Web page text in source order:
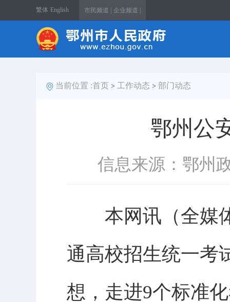
繁体 English 市民频道 | 企业频道 |
当前位置 :首页 > 工作动态 > 部门动态
鄂州公
信息来源：鄂州
本网讯（全媒体
通高校招生统一考
想，走进9个标准